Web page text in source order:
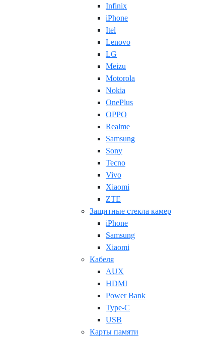
Infinix
iPhone
Itel
Lenovo
LG
Meizu
Motorola
Nokia
OnePlus
OPPO
Realme
Samsung
Sony
Tecno
Vivo
Xiaomi
ZTE
Защитные стекла камер
iPhone
Samsung
Xiaomi
Кабеля
AUX
HDMI
Power Bank
Type-C
USB
Карты памяти